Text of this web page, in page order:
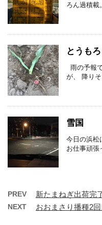
ろん過積載
とうも
雨の予報
が、 降りそ
雪国
今日の浜松
お仕事頑張
PREV 新たまねぎ出荷完
NEXT おおまさり播種2回